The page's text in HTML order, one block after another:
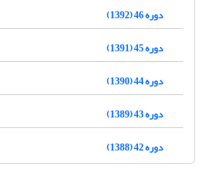
دوره 46 (1392)
دوره 45 (1391)
دوره 44 (1390)
دوره 43 (1389)
دوره 42 (1388)